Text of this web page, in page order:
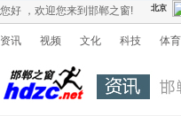
您好 ，欢迎您来到邯郸之窗!
资讯 视频 文化 科技 体育